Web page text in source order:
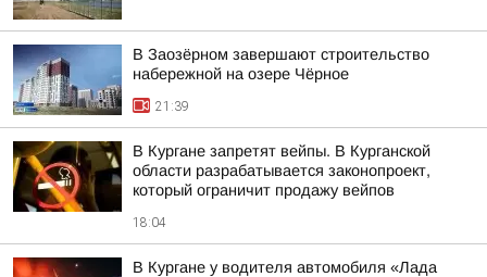
В Заозёрном завершают строительство
набережной на озере Чёрное
21:39
В Кургане запретят вейпы. В Курганской
области разрабатывается законопроект,
который ограничит продажу вейпов
18:04
В Кургане у водителя автомобиля «Лада